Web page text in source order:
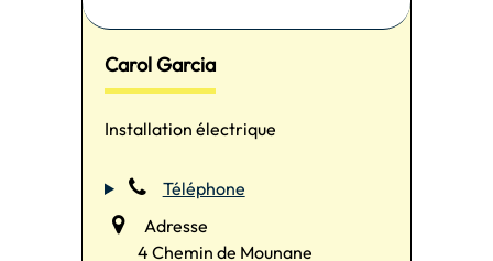
Carol Garcia
Installation électrique
Téléphone
Adresse
4 Chemin de Mounane